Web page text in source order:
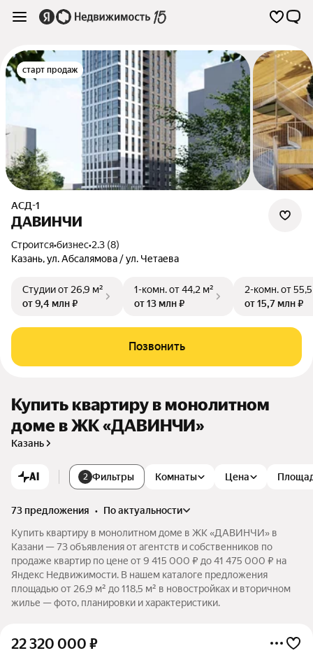
старт продаж
АСД-1
ДАВИНЧИ
Строится•бизнес•2.3 (8)
Казань,ул. Абсалямова / ул. Четаева
Студииот 26,9 м²
от 9,4 млн ₽
1-комн.от 44,2 м²
от 13 млн ₽
2-комн.от
от 15,7 млн ₽
Позвонить
Купить квартиру в монолитном
доме в ЖК «ДАВИНЧИ»
Казань
AI 2 Фильтры Комнаты Цена
73 предложения •
по актуальности
Купить квартиру в монолитном доме в ЖК «ДАВИНЧИ» в
Казани — 73 объявления от агентств и собственников по
продаже квартир по цене от 9 415 000 ₽ до 41 475 000 ₽ на
Яндекс Недвижимости. В нашем каталоге предложения
площадью от 26,9 м² до 118,5 м² в новостройках и вторичном
жилье — фото, планировки и характеристики.
22 320 000 ₽